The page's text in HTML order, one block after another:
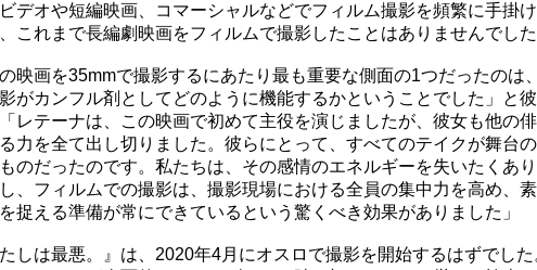
デオや短編映画、コマーシャルなどでフィルム撮影を頻繁に手掛
これまで長編劇映画をフィルムで撮影したことはありませんでした
の映画を35mmで撮影するにあたり最も重要な側面の1つだったのは
がカンフル剤としてどのように機能するかということでした」と
レテーナは、この映画で初めて主役を演じましたが、彼女も他の
力を全て出し切りました。彼らにとって、すべてのテイクが舞台
のだったのです。私たちは、その感情のエネルギーを失いたくあ
、フィルムでの撮影は、撮影現場における全員の集中力を高め、
捉える準備が常にできているという驚くべき効果がありました」
たしは最悪。』は、2020年4月にオスロで撮影を開始するはずでし